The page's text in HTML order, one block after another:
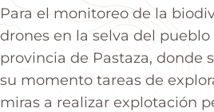
Para el monitoreo de la
drones en la selva del pueblo
provincia de Pastaza, donde
su momento tareas de
miras a realizar explotación